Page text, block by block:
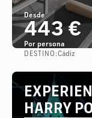
Desde
443 €
Por persona
DESTINO:Cádiz
HARRY